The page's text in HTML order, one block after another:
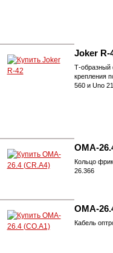
Joker R-
Т-образный
крепления
560 и Uno
OMA-
Кольцо
26.366
OMA-
Кабель